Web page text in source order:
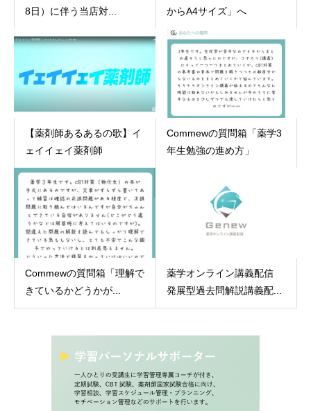
8日）に伴う当店対...
からA4サイズ」へ
【薬剤師あるあるの歌】イ
ェイイェイ薬剤師
Commewの質問箱「薬学3
年生勉強の進め方」
Commewの質問箱「理解で
きているかどうかが...
薬学オンライン講義配信
発展型過去問解説講義配...